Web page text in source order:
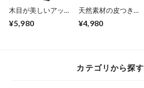
木目が美しいアッシ
ックス 18×24×高さ
¥5,980
天然素材の皮つきラ
な ボートバスケッ
いきたくなるような
¥4,980
カテゴリから探す